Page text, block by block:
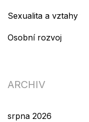
Sexualita a vztahy
Osobní rozvoj
ARCHIV
srpna 2026